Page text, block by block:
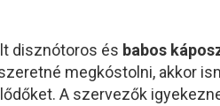
disznótoros és babos
megkóstolni, akkor
A szervezők